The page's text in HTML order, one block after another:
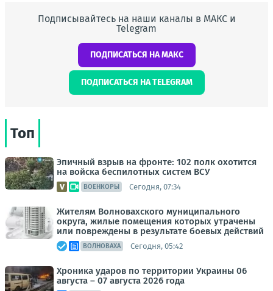
Подписывайтесь на наши каналы в МАКС и
Telegram
ПОДПИСАТЬСЯ НА МАКС
ПОДПИСАТЬСЯ НА TELEGRAM
Топ
Эпичный взрыв на фронте: 102 полк охотится
на войска беспилотных систем ВСУ
ВОЕНКОРЫ Сегодня, 07:34
Жителям Волновахского муниципального
округа, жилые помещения которых утрачены
или повреждены в результате боевых действий
ВОЛНОВАХА Сегодня, 05:42
Хроника ударов по территории Украины 06
августа – 07 августа 2026 года